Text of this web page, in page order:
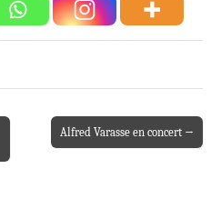
Alfred Varasse en concert →